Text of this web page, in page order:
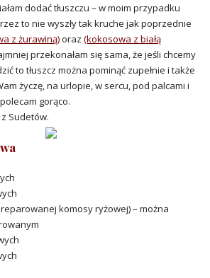
dodać tłuszczu – w moim przypadku
to nie wyszły tak kruche jak poprzednie
z żurawiną)oraz (kokosowa z białą
przekonałam się sama, że jeśli chcemy
to tłuszcz można pominąć zupełnie i także
życzę, na urlopie, w sercu, pod palcami i
gorąco.
Sudetów.
komosy ryżowej) – można